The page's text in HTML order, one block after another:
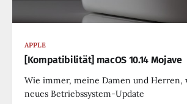
APPLE
[Kompatibilität] macOS 10.14 Mojave
Wie immer, meine Damen und Herren,
neues Betriebssystem-Update